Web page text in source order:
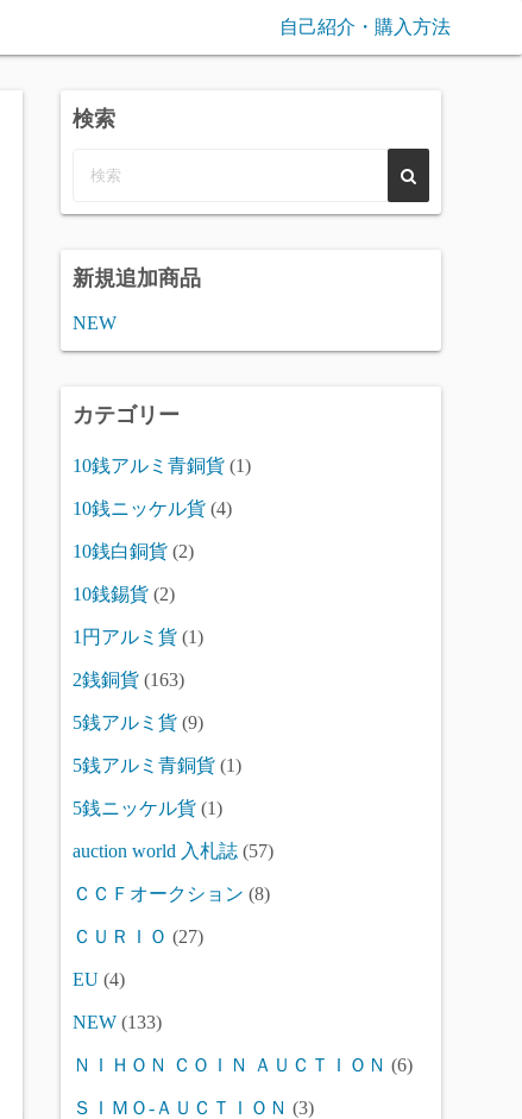
自己紹介・購入方法
検索
新規追加商品
NEW
カテゴリー
10銭アルミ青銅貨 (1)
10銭ニッケル貨 (4)
10銭白銅貨 (2)
10銭錫貨 (2)
1円アルミ貨 (1)
2銭銅貨 (163)
5銭アルミ貨 (9)
5銭アルミ青銅貨 (1)
5銭ニッケル貨 (1)
auction world 入札誌 (57)
ＣＣＦオークション (8)
ＣＵＲＩＯ (27)
EU (4)
NEW (133)
ＮＩＨＯＮ ＣＯＩＮ ＡＵＣＴＩＯＮ (6)
ＳＩＭＯ-ＡＵＣＴＩＯＮ (3)